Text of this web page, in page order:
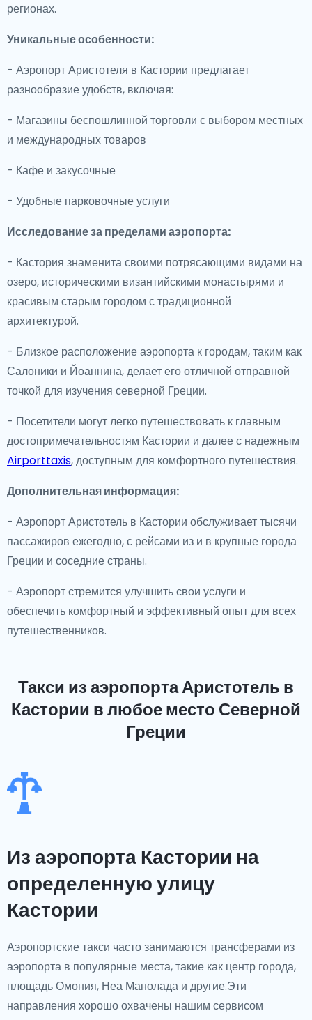
регионах.
Уникальные особенности:
- Аэропорт Аристотеля в Кастории предлагает
разнообразие удобств, включая:
- Магазины беспошлинной торговли с выбором местных
и международных товаров
- Кафе и закусочные
- Удобные парковочные услуги
Исследование за пределами аэропорта:
- Кастория знаменита своими потрясающими видами на
озеро, историческими византийскими монастырями и
красивым старым городом с традиционной
архитектурой.
- Близкое расположение аэропорта к городам, таким как
Салоники и Йоаннина, делает его отличной отправной
точкой для изучения северной Греции.
- Посетители могут легко путешествовать к главным
достопримечательностям Кастории и далее с надежным
Airporttaxis, доступным для комфортного путешествия.
Дополнительная информация:
- Аэропорт Аристотель в Кастории обслуживает тысячи
пассажиров ежегодно, с рейсами из и в крупные города
Греции и соседние страны.
- Аэропорт стремится улучшить свои услуги и
обеспечить комфортный и эффективный опыт для всех
путешественников.
Такси из аэропорта Аристотель в
Кастории в любое место Северной
Греции
Из аэропорта Кастории на
определенную улицу
Кастории
Аэропортские такси часто занимаются трансферами из
аэропорта в популярные места, такие как центр города,
площадь Омония, Неа Манолада и другие.Эти
направления хорошо охвачены нашим сервисом